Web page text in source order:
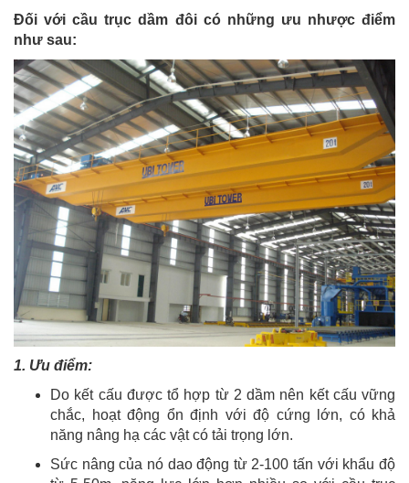
Đối với cầu trục dầm đôi có những ưu nhược điểm
như sau:
1. Ưu điểm:
Do kết cấu được tổ hợp từ 2 dầm nên kết cấu vững
chắc, hoạt động ổn định với độ cứng lớn, có khả
năng nâng hạ các vật có tải trọng lớn.
Sức nâng của nó dao động từ 2-100 tấn với khẩu độ